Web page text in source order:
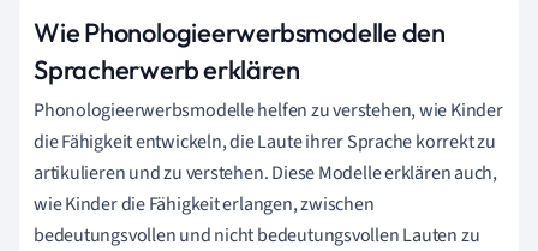
Wie Phonologieerwerbsmodelle den
Spracherwerb erklären
Phonologieerwerbsmodelle helfen zu verstehen, wie Kinder
die Fähigkeit entwickeln, die Laute ihrer Sprache korrekt zu
artikulieren und zu verstehen. Diese Modelle erklären auch,
wie Kinder die Fähigkeit erlangen, zwischen
bedeutungsvollen und nicht bedeutungsvollen Lauten zu